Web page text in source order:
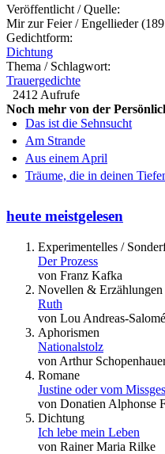
Veröffentlicht / Quelle:
Mir zur Feier / Engellieder
Gedichtform:
Dichtung
Thema / Schlagwort:
Trauergedichte
2412 Aufrufe
Noch mehr von der
Das ist die Sehnsucht
Am Strande
Aus einem April
Träume, die in deinen
heute meistgelesen
Experimentelles /
Der Prozess
von Franz Kafka
Novellen & Erzählungen
Ruth
von Lou Andreas-Salomé
Aphorismen
Nationalstolz
von Arthur
Romane
Justine oder vom
von Donatien Alphonse
Dichtung
Ich lebe mein Leben
von Rainer Maria Rilke